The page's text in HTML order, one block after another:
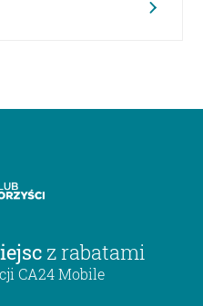
z rabatami
CA24 Mobile